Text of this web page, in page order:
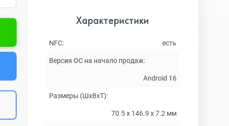
Характеристики
NFC: есть
Версия ОС на начало продаж:
Android 16
Размеры (ШxВxТ):
70.5 x 146.9 х 7.2 мм